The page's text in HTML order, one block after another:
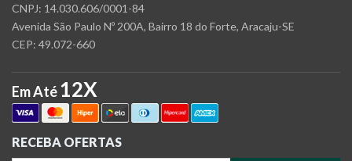
CNPJ: 14.030.606/0001-84
Avenida São Paulo Nº 200A, Bairro 18 do Forte, Aracaju-SE
CEP: 49.072-660
Em Até 12X
RECEBA OFERTAS